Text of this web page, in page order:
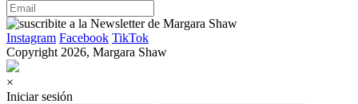
Instagram Facebook TikTok
Copyright 2026, Margara Shaw
×
Iniciar sesión